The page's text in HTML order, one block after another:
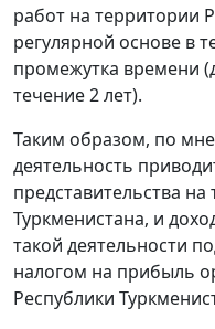
работ на территории
регулярной основе в
промежутка времени
течение 2 лет).
Таким образом, по
деятельность
представительства
Туркменистана, и
такой деятельности
налогом на прибыль
Республики